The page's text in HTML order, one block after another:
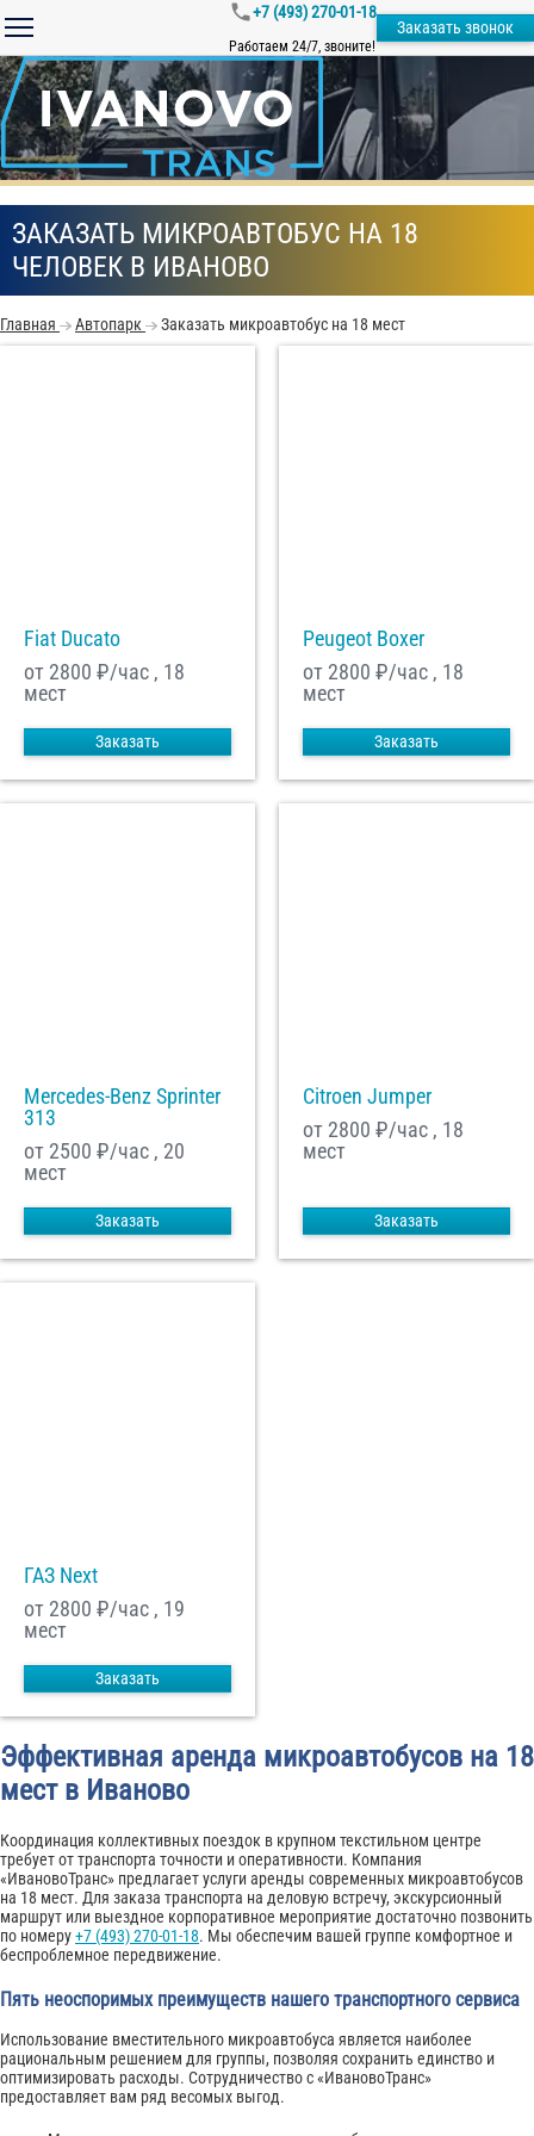
+7 (493) 270-01-18
Работаем 24/7, звоните!
Заказать звонок
ЗАКАЗАТЬ МИКРОАВТОБУС НА 18
ЧЕЛОВЕК В ИВАНОВО
Главная Автопарк Заказать микроавтобус на 18 мест
Fiat Ducato
от 2800 ₽/час , 18
мест
Заказать
Peugeot Boxer
от 2800 ₽/час , 18
мест
Заказать
Mercedes-Benz Sprinter
313
от 2500 ₽/час , 20
мест
Заказать
Citroen Jumper
от 2800 ₽/час , 18
мест
Заказать
ГАЗ Next
от 2800 ₽/час , 19
мест
Заказать
Эффективная аренда микроавтобусов на 18
мест в Иваново
Координация коллективных поездок в крупном текстильном центре
требует от транспорта точности и оперативности. Компания
«ИвановоТранс» предлагает услуги аренды современных микроавтобусов
на 18 мест. Для заказа транспорта на деловую встречу, экскурсионный
маршрут или выездное корпоративное мероприятие достаточно позвонить
по номеру+7 (493) 270-01-18. Мы обеспечим вашей группе комфортное и
беспроблемное передвижение.
Пять неоспоримых преимуществ нашего транспортного сервиса
Использование вместительного микроавтобуса является наиболее
рациональным решением для группы, позволяя сохранить единство и
оптимизировать расходы. Сотрудничество с «ИвановоТранс»
предоставляет вам ряд весомых выгод.
обработку моих Персональных данных